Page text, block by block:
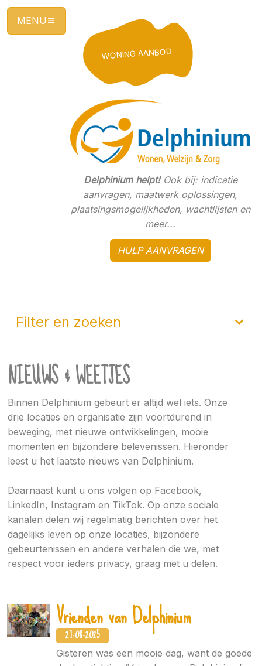
Ga
direct
naar
WONING AANBOD
Delphinium helpt! Ook bij: indicatie
aanvragen, maatwerk oplossingen,
plaatsingsmogelijkheden, wachtlijsten en
meer...
HULP AANVRAGEN
filter en zoeken
NIEUWS & WEETJES
Binnen Delphinium gebeurt er altijd wel iets. Onze
drie locaties en organisatie zijn voortdurend in
beweging, met nieuwe ontwikkelingen, mooie
momenten en bijzondere belevenissen. Hieronder
leest u het laatste nieuws van Delphinium.
Daarnaast kunt u ons volgen op Facebook,
LinkedIn, Instagram en TikTok. Op onze sociale
kanalen delen wij regelmatig berichten over het
dagelijks leven op onze locaties, bijzondere
gebeurtenissen en andere verhalen die we, met
respect voor ieders privacy, graag met u delen.
Vrienden van Delphinium
27-08-2025
Gisteren was een mooie dag, want de goede